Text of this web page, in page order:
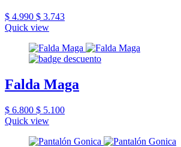
$ 4.990 $ 3.743
Quick view
Falda Maga
$ 6.800 $ 5.100
Quick view